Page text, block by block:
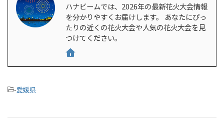
ハナビームでは、2026年の最新花火大会情報
を分かりやすくお届けします。 あなたにぴっ
たりの近くの花火大会や人気の花火大会を見
つけてください。
-愛媛県